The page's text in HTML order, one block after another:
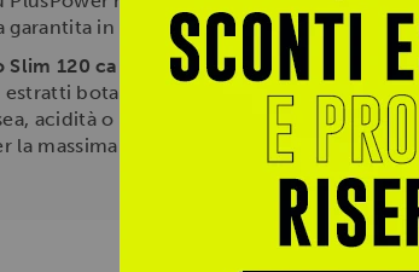
garantita in 24/48 ore in tutta Italia.
Slim 120 capsule di Self Omninutrition
estratti botanici utilizzati garantiscono
acidità o fastidi addominali. PlusPower
la massima sicurezza del tuo acquisto.